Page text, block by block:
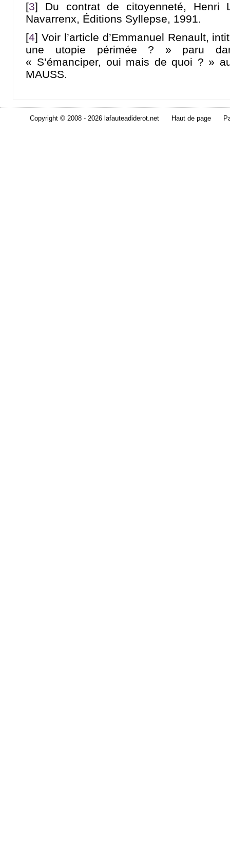
[3] Du contrat de citoyenneté, Henri
Navarrenx, Éditions Syllepse, 1991.
[4]Voir l’article d’Emmanuel Renault,
une utopie périmée ? » paru
« S’émanciper, oui mais de quoi ? »
MAUSS.
Copyright © 2008 - 2026 lafauteadiderot.net Haut de page